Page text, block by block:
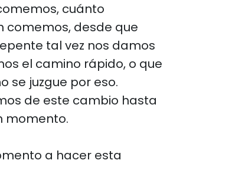
cuánto
comemos, desde que
tal vez nos damos
el camino rápido, o que
se juzgue por eso.
de este cambio hasta
momento.
a hacer esta